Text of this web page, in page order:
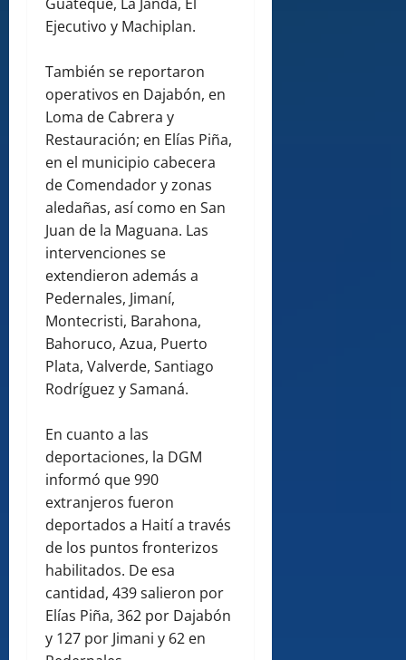
Ejecutivo y Machiplan.
También se reportaron
operativos en Dajabón, en
Loma de Cabrera y
Restauración; en Elías Piña,
en el municipio cabecera
de Comendador y zonas
aledañas, así como en San
Juan de la Maguana. Las
intervenciones se
extendieron además a
Pedernales, Jimaní,
Montecristi, Barahona,
Bahoruco, Azua, Puerto
Plata, Valverde, Santiago
Rodríguez y Samaná.
En cuanto a las
deportaciones, la DGM
informó que 990
extranjeros fueron
deportados a Haití a través
de los puntos fronterizos
habilitados. De esa
cantidad, 439 salieron por
Elías Piña, 362 por Dajabón
y 127 por Jimani y 62 en